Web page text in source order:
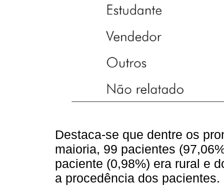
Destaca-se que dentre os
maioria, 99 pacientes
paciente (0,98%) era rural e
a procedência dos pacientes.